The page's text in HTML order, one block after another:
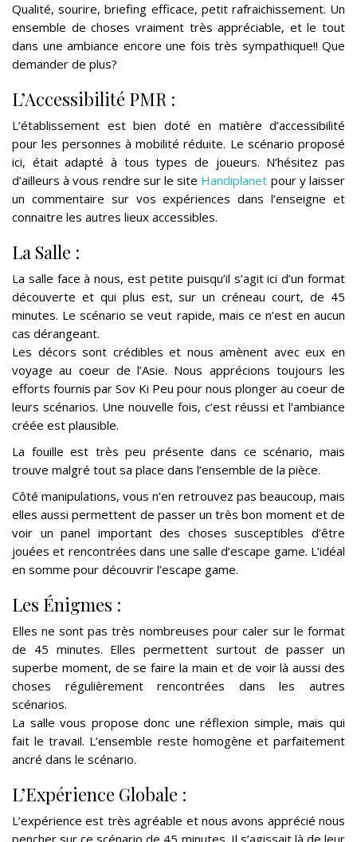
Qualité, sourire, briefing efficace, petit rafraichissement. Un
ensemble de choses vraiment très appréciable, et le tout
dans une ambiance encore une fois très sympathique!! Que
demander de plus?
L’Accessibilité PMR :
L’établissement est bien doté en matière d’accessibilité
pour les personnes à mobilité réduite. Le scénario proposé
ici, était adapté à tous types de joueurs. N’hésitez pas
d’ailleurs à vous rendre sur le site Handiplanet pour y laisser
un commentaire sur vos expériences dans l’enseigne et
connaitre les autres lieux accessibles.
La Salle :
La salle face à nous, est petite puisqu’il s’agit ici d’un format
découverte et qui plus est, sur un créneau court, de 45
minutes. Le scénario se veut rapide, mais ce n’est en aucun
cas dérangeant.
Les décors sont crédibles et nous amènent avec eux en
voyage au coeur de l’Asie. Nous apprécions toujours les
efforts fournis par Sov Ki Peu pour nous plonger au coeur de
leurs scénarios. Une nouvelle fois, c’est réussi et l’ambiance
créée est plausible.
La fouille est très peu présente dans ce scénario, mais
trouve malgré tout sa place dans l’ensemble de la pièce.
Côté manipulations, vous n’en retrouvez pas beaucoup, mais
elles aussi permettent de passer un très bon moment et de
voir un panel important des choses susceptibles d’être
jouées et rencontrées dans une salle d’escape game. L’idéal
en somme pour découvrir l’escape game.
Les Énigmes :
Elles ne sont pas très nombreuses pour caler sur le format
de 45 minutes. Elles permettent surtout de passer un
superbe moment, de se faire la main et de voir là aussi des
choses régulièrement rencontrées dans les autres
scénarios.
La salle vous propose donc une réflexion simple, mais qui
fait le travail. L’ensemble reste homogène et parfaitement
ancré dans le scénario.
L’Expérience Globale :
L’expérience est très agréable et nous avons apprécié nous